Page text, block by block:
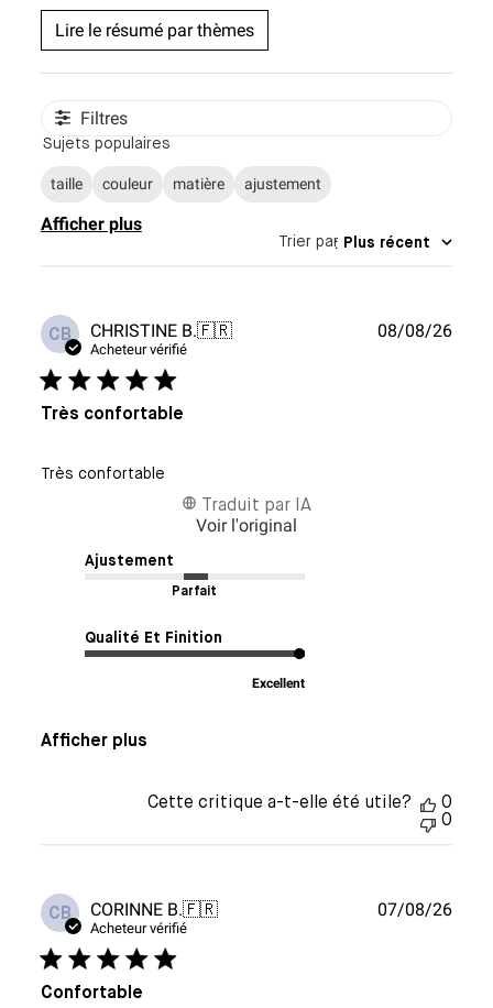
Lire le résumé par thèmes
Filtres
Sujets populaires
taille couleur matière ajustement
Afficher plus
Trier par: Plus récent
CB CHRISTINE B.🇫🇷
Acheteur vérifié
Très confortable
Très confortable
Ajustement
Parfait
Qualité Et Finition
Excellent
Afficher plus
Traduit par IA
Voir l'original
Date
08/08/26
Cette critique a-t-elle été utile?
0
0
CB CORINNE B.🇫🇷
Acheteur vérifié
Confortable
Date
07/08/26